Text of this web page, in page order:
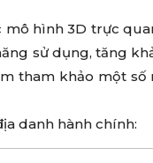
mô hình 3D trực
sử dụng, tăng
tham khảo một số
danh hành chính: